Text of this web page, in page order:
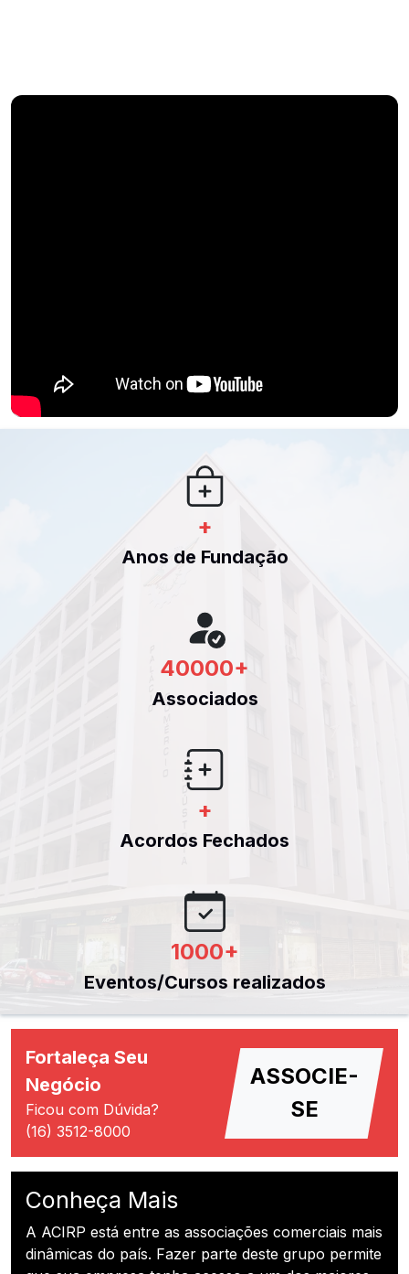
+
Anos de Fundação
40000+
Associados
+
Acordos Fechados
1000+
Eventos/Cursos realizados
Fortaleça Seu
Negócio
Ficou com Dúvida?
(16) 3512-8000
ASSOCIE-
SE
Conheça Mais
A ACIRP está entre as associações comerciais mais
dinâmicas do país. Fazer parte deste grupo permite